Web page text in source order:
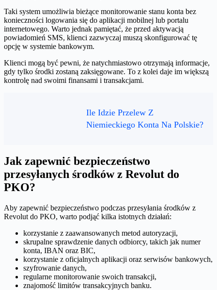
Taki system umożliwia bieżące monitorowanie stanu konta bez
konieczności logowania się do aplikacji mobilnej lub portalu
internetowego. Warto jednak pamiętać, że przed aktywacją
powiadomień SMS, klienci zazwyczaj muszą skonfigurować tę
opcję w systemie bankowym.
Klienci mogą być pewni, że natychmiastowo otrzymają informacje,
gdy tylko środki zostaną zaksięgowane. To z kolei daje im większą
kontrolę nad swoimi finansami i transakcjami.
Ile Idzie Przelew Z
Niemieckiego Konta Na Polskie?
Jak zapewnić bezpieczeństwo
przesyłanych środków z Revolut do
PKO?
Aby zapewnić bezpieczeństwo podczas przesyłania środków z
Revolut do PKO, warto podjąć kilka istotnych działań:
korzystanie z zaawansowanych metod autoryzacji,
skrupalne sprawdzenie danych odbiorcy, takich jak numer
konta, IBAN oraz BIC,
korzystanie z oficjalnych aplikacji oraz serwisów bankowych,
szyfrowanie danych,
regularne monitorowanie swoich transakcji,
znajomość limitów transakcyjnych banku.